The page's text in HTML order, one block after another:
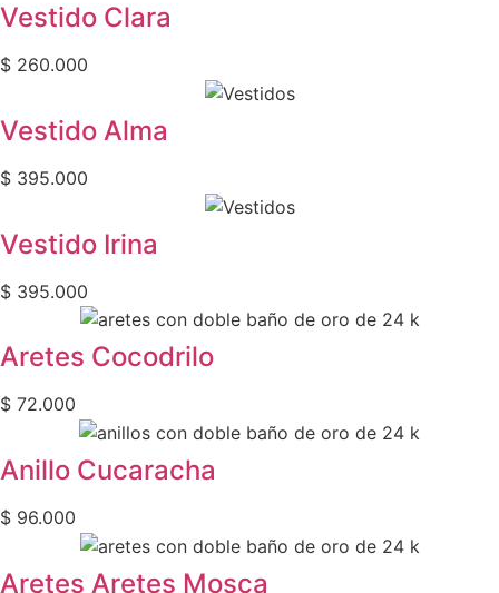
Vestido Clara
$ 260.000
Vestido Alma
$ 395.000
Vestido Irina
$ 395.000
Aretes Cocodrilo
$ 72.000
Anillo Cucaracha
$ 96.000
Aretes Aretes Mosca